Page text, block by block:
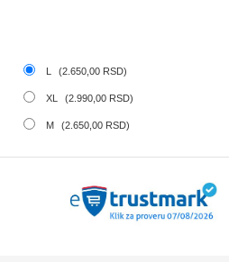
L (2.650,00 RSD)
XL (2.990,00 RSD)
M (2.650,00 RSD)